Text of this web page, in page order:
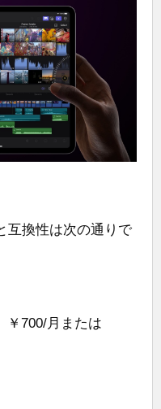
互換性は次の通りで
￥700/月または